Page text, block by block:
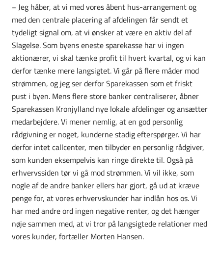
− Jeg håber, at vi med vores åbent hus-arrangement og
med den centrale placering af afdelingen får sendt et
tydeligt signal om, at vi ønsker at være en aktiv del af
Slagelse. Som byens eneste sparekasse har vi ingen
aktionærer, vi skal tænke profit til hvert kvartal, og vi kan
derfor tænke mere langsigtet. Vi går på flere måder mod
strømmen, og jeg ser derfor Sparekassen som et friskt
pust i byen. Mens flere store banker centraliserer, åbner
Sparekassen Kronjylland nye lokale afdelinger og ansætter
medarbejdere. Vi mener nemlig, at en god personlig
rådgivning er noget, kunderne stadig efterspørger. Vi har
derfor intet callcenter, men tilbyder en personlig rådgiver,
som kunden eksempelvis kan ringe direkte til. Også på
erhvervssiden tør vi gå mod strømmen. Vi vil ikke, som
nogle af de andre banker ellers har gjort, gå ud at kræve
penge for, at vores erhvervskunder har indlån hos os. Vi
har med andre ord ingen negative renter, og det hænger
nøje sammen med, at vi tror på langsigtede relationer med
vores kunder, fortæller Morten Hansen.